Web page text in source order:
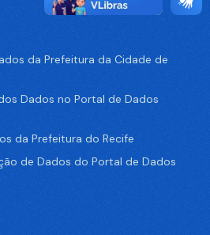
da Prefeitura da Cidade de
Dados no Portal de Dados
da Prefeitura do Recife
de Dados do Portal de Dados